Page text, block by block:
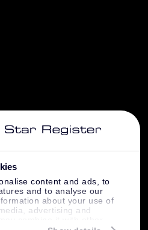
content and ads, to
and to analyse our
about your use of
advertising and